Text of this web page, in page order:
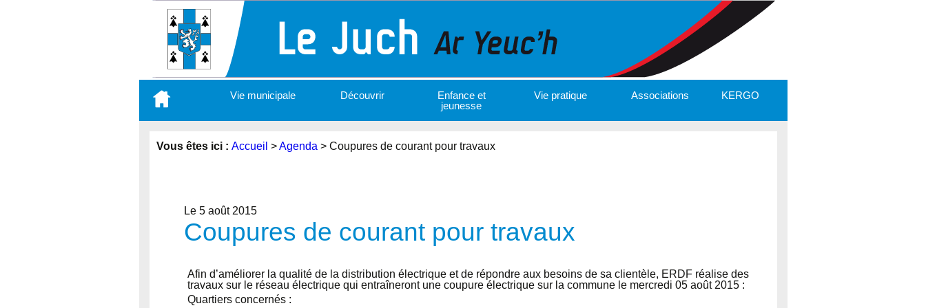
contenu
Vie municipale Découvrir
Enfance et
jeunesse
Vie pratique Associations KERGO
Vous êtes ici : Accueil >Agenda > Coupures de courant pour travaux
Le 5 août 2015
Coupures de courant pour travaux
Afin d’améliorer la qualité de la distribution électrique et de répondre aux besoins de sa clientèle, ERDF réalise des
travaux sur le réseau électrique qui entraîneront une coupure électrique sur la commune le mercredi 05 août 2015 :
Quartiers concernés :